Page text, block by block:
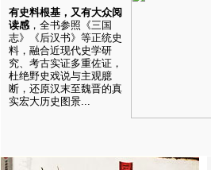
有史料根基，又有大众阅
读感 ，全书参照《三国
志》《后汉书》等正统史
料，融合近现代史学研
究、考古实证多重佐证，
杜绝野史戏说与主观臆
断，还原汉末至魏晋的真
实宏大历史图景...